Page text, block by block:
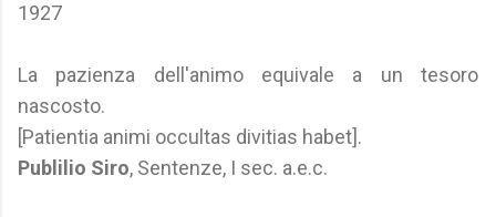
1927
La pazienza dell'animo equivale a un tesoro
nascosto.
[Patientia animi occultas divitias habet].
Publilio Siro, Sentenze, I sec. a.e.c.